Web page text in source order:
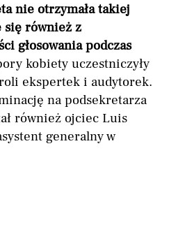
nie otrzymała takiej
się również z
głosowania podczas
kobiety uczestniczyły
ekspertek i audytorek.
na podsekretarza
również ojciec Luis
generalny w